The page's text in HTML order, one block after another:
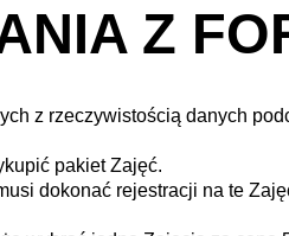
Z
z rzeczywistością danych
pakiet Zajęć.
dokonać rejestracji na te